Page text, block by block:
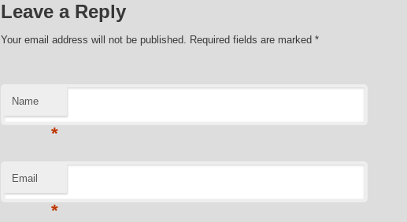
Leave a Reply
Your email address will not be published. Required fields are marked *
Name
*
Email
*